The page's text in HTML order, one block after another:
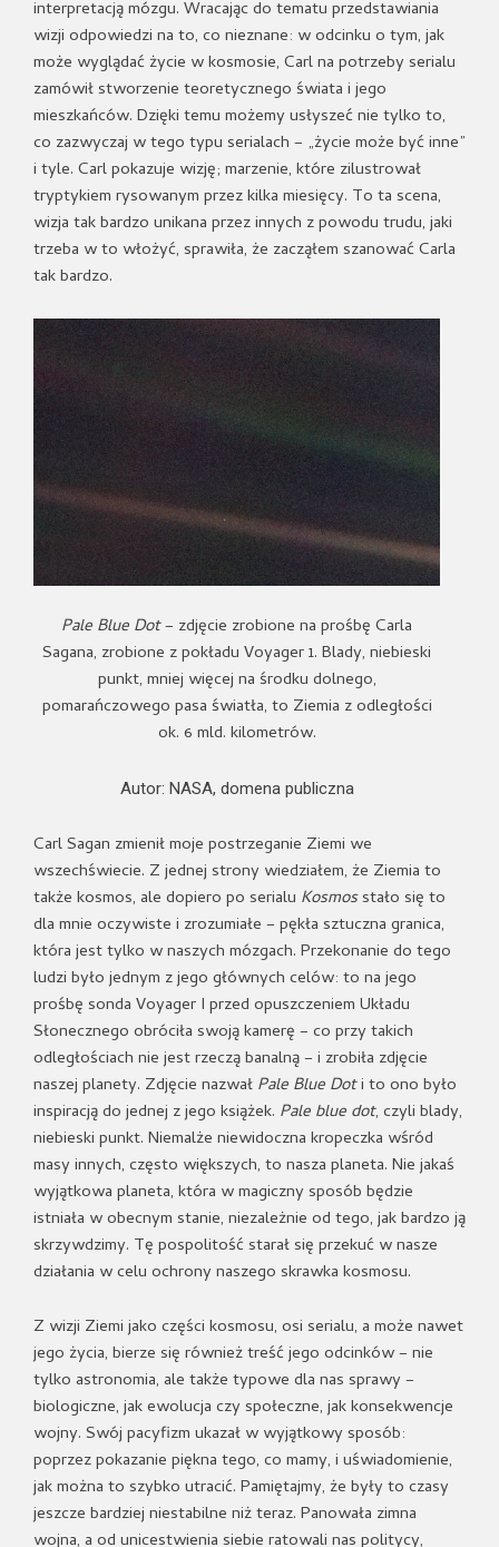
interpretacją mózgu. Wracając do tematu przedstawiania
wizji odpowiedzi na to, co nieznane: w odcinku o tym, jak
może wyglądać życie w kosmosie, Carl na potrzeby serialu
zamówił stworzenie teoretycznego świata i jego
mieszkańców. Dzięki temu możemy usłyszeć nie tylko to,
co zazwyczaj w tego typu serialach – „życie może być inne”
i tyle. Carl pokazuje wizję; marzenie, które zilustrował
tryptykiem rysowanym przez kilka miesięcy. To ta scena,
wizja tak bardzo unikana przez innych z powodu trudu, jaki
trzeba w to włożyć, sprawiła, że zacząłem szanować Carla
tak bardzo.
Pale Blue Dot– zdjęcie zrobione na prośbę Carla
Sagana, zrobione z pokładu Voyager 1. Blady, niebieski
punkt, mniej więcej na środku dolnego,
pomarańczowego pasa światła, to Ziemia z odległości
ok. 6 mld. kilometrów.
Autor: NASA, domena publiczna
Carl Sagan zmienił moje postrzeganie Ziemi we
wszechświecie. Z jednej strony wiedziałem, że Ziemia to
także kosmos, ale dopiero po serialu Kosmosstało się to
dla mnie oczywiste i zrozumiałe – pękła sztuczna granica,
która jest tylko w naszych mózgach. Przekonanie do tego
ludzi było jednym z jego głównych celów: to na jego
prośbę sonda Voyager I przed opuszczeniem Układu
Słonecznego obróciła swoją kamerę – co przy takich
odległościach nie jest rzeczą banalną – i zrobiła zdjęcie
naszej planety. Zdjęcie nazwał Pale Blue Doti to ono było
inspiracją do jednej z jego książek. Pale blue dot, czyli blady,
niebieski punkt. Niemalże niewidoczna kropeczka wśród
masy innych, często większych, to nasza planeta. Nie jakaś
wyjątkowa planeta, która w magiczny sposób będzie
istniała w obecnym stanie, niezależnie od tego, jak bardzo ją
skrzywdzimy. Tę pospolitość starał się przekuć w nasze
działania w celu ochrony naszego skrawka kosmosu.
Z wizji Ziemi jako części kosmosu, osi serialu, a może nawet
jego życia, bierze się również treść jego odcinków – nie
tylko astronomia, ale także typowe dla nas sprawy –
biologiczne, jak ewolucja czy społeczne, jak konsekwencje
wojny. Swój pacyfizm ukazał w wyjątkowy sposób:
poprzez pokazanie piękna tego, co mamy, i uświadomienie,
jak można to szybko utracić. Pamiętajmy, że były to czasy
jeszcze bardziej niestabilne niż teraz. Panowała zimna